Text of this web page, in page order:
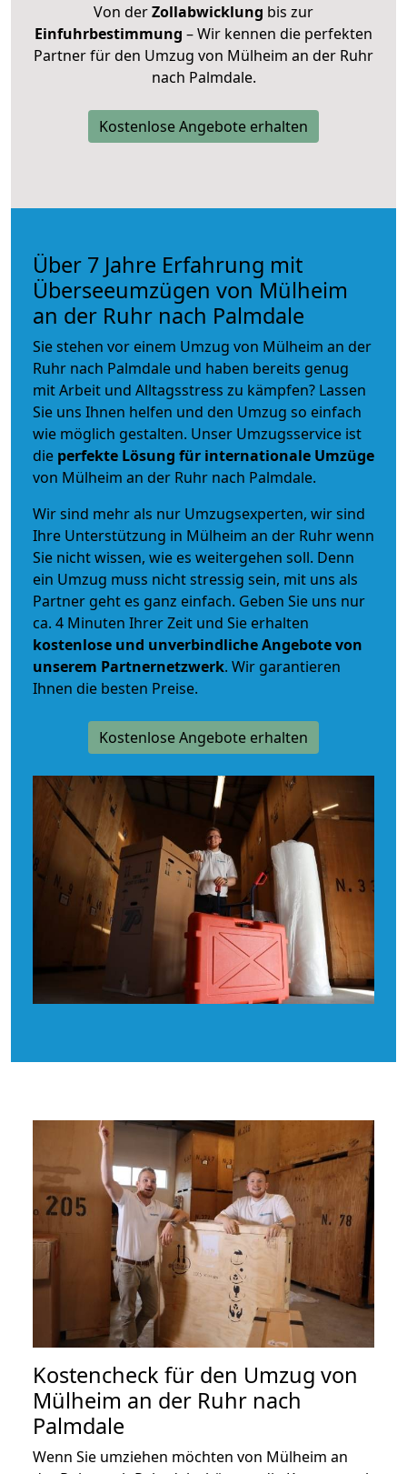
Von derZollabwicklung bis zur
Einfuhrbestimmung – Wir kennen die perfekten
Partner für den Umzug von Mülheim an der Ruhr
nach Palmdale.
Kostenlose Angebote erhalten
Über 7 Jahre Erfahrung mit
Überseeumzügen von Mülheim
an der Ruhr nach Palmdale
Sie stehen vor einem Umzug von Mülheim an der
Ruhr nach Palmdale und haben bereits genug
mit Arbeit und Alltagsstress zu kämpfen? Lassen
Sie uns Ihnen helfen und den Umzug so einfach
wie möglich gestalten. Unser Umzugsservice ist
die perfekte Lösung für internationale Umzüge
von Mülheim an der Ruhr nach Palmdale.
Wir sind mehr als nur Umzugsexperten, wir sind
Ihre Unterstützung in Mülheim an der Ruhr wenn
Sie nicht wissen, wie es weitergehen soll. Denn
ein Umzug muss nicht stressig sein, mit uns als
Partner geht es ganz einfach. Geben Sie uns nur
ca. 4 Minuten Ihrer Zeit und Sie erhalten
kostenlose und unverbindlicheAngebote von
unserem Partnernetzwerk. Wir garantieren
Ihnen die besten Preise.
Kostenlose Angebote erhalten
Kostencheck für den Umzug von
Mülheim an der Ruhr nach
Palmdale
Wenn Sie umziehen möchten von Mülheim an